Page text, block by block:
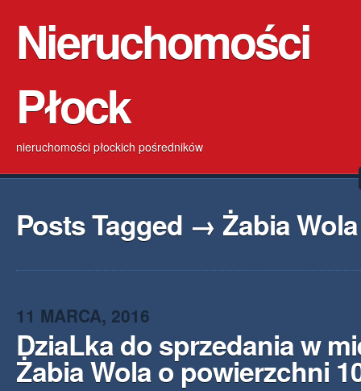
Nieruchomości
Płock
nieruchomości płockich pośredników
Posts Tagged → Żabia Wola
11 MARCA, 2016
DziaLka do sprzedania w
Żabia Wola o powierzchni